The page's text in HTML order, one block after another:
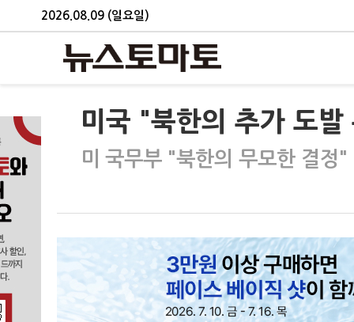
2026.08.09 (일요일)
미국 "북한의 추가 도
미 국무부 "북한의 무모한 결정"